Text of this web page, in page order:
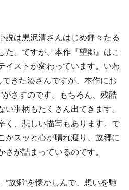
は黒沢清さんはじめ錚々たる
た。ですが、本作『望郷』はこ
イストが変わっています。いわ
てきた湊さんですが、本作にお
がさすのです。もちろん、残酷
事柄もたくさん出てきます。
く、悲しい描写もあります。で
かスッと心が晴れ渡り、故郷に
が詰まっているのです。
故郷”を懐かしんで、想いを馳